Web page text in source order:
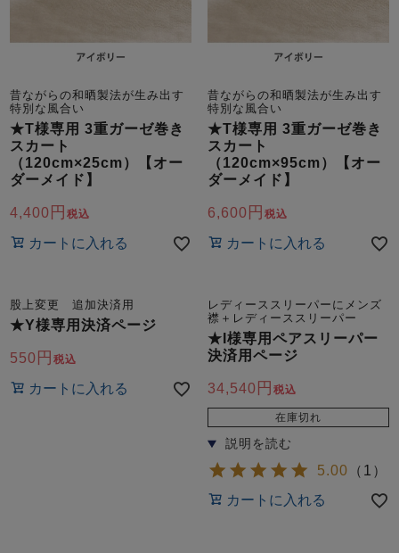
春 夏 秋 冬
売れ筋ランキング
新着商品
- New Arrival -
すべてのキッ
ズ
パジャマ
ガールズ長袖 ガールズ半袖 ワンピース
ガールズ前開
ガールズかぶ
ボーイズ長袖
き
昔ながらの和晒製法が生み出す
特別な風合い
★T様専用 3重ガーゼ巻き
スカート
（120cm×25cm）【オー
ダーメイド】
4,400 税込
カートに入れる
昔ながらの和晒製法が生み出す
特別な風合い
★T様専用 3重ガーゼ巻き
スカート
（120cm×95cm）【オー
ダーメイド】
6,600 税込
カートに入れる
股上変更 追加決済用
★Y様専用決済ページ
550 税込
カートに入れる
レディーススリーパーにメンズ
襟＋レディーススリーパー
★I様専用ペアスリーパー
決済用ページ
34,540 税込
在庫切れ
5.00 （ 1 ）
カートに入れる